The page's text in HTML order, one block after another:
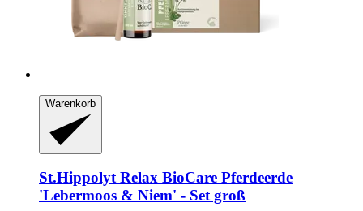
Warenkorb
St.HippolytRelax BioCare Pferdeerde
'Lebermoos & Niem' -​ Set groß